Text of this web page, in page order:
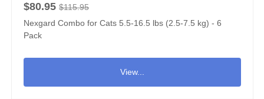
$80.95 $115.95
Nexgard Combo for Cats 5.5-16.5 lbs (2.5-7.5 kg) - 6
Pack
View...